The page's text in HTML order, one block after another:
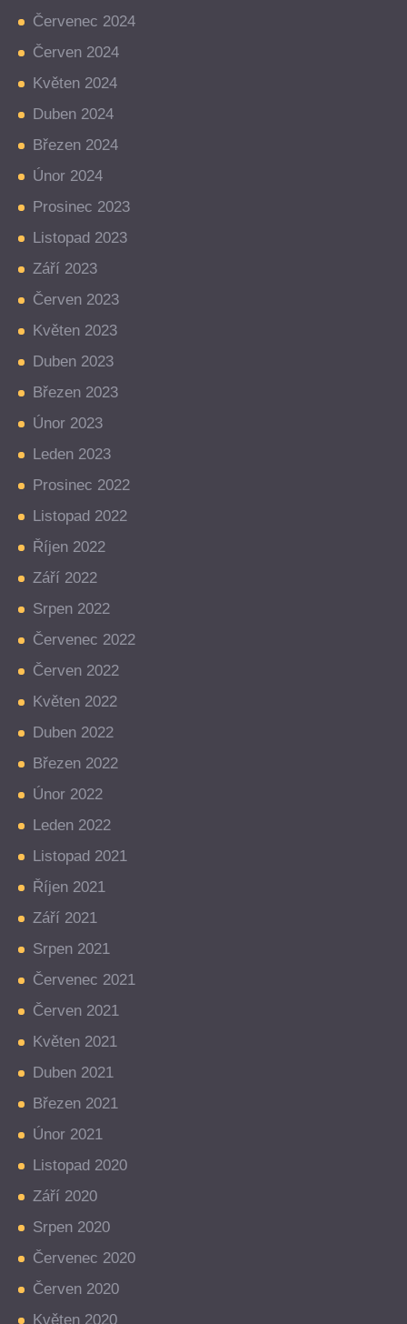
Červenec 2024
Červen 2024
Květen 2024
Duben 2024
Březen 2024
Únor 2024
Prosinec 2023
Listopad 2023
Září 2023
Červen 2023
Květen 2023
Duben 2023
Březen 2023
Únor 2023
Leden 2023
Prosinec 2022
Listopad 2022
Říjen 2022
Září 2022
Srpen 2022
Červenec 2022
Červen 2022
Květen 2022
Duben 2022
Březen 2022
Únor 2022
Leden 2022
Listopad 2021
Říjen 2021
Září 2021
Srpen 2021
Červenec 2021
Červen 2021
Květen 2021
Duben 2021
Březen 2021
Únor 2021
Listopad 2020
Září 2020
Srpen 2020
Červenec 2020
Červen 2020
Květen 2020